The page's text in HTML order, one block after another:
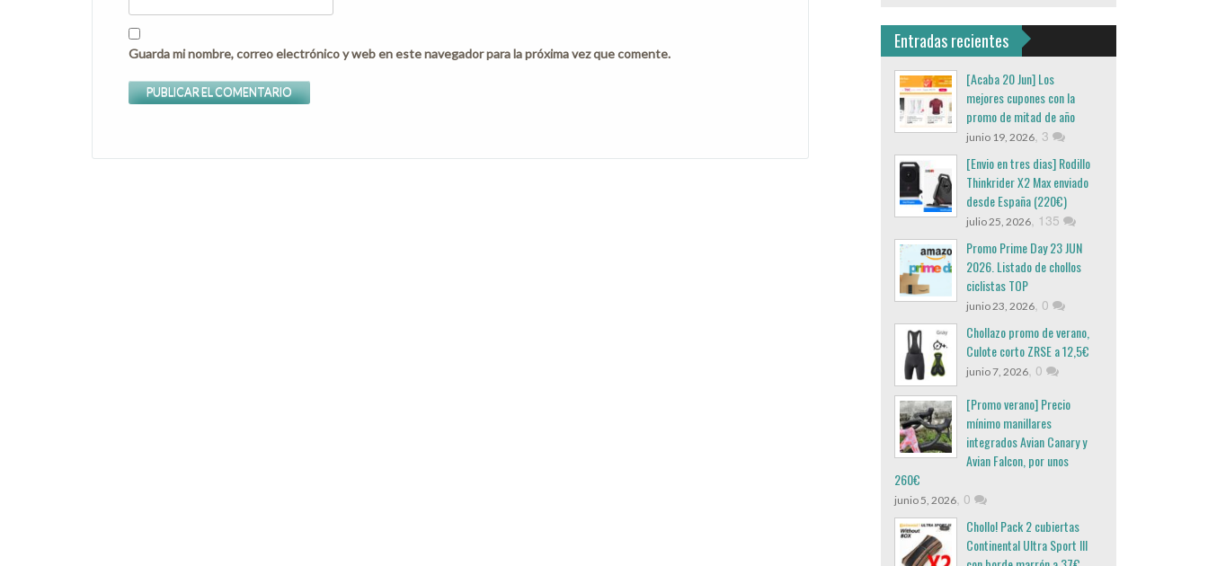
Guarda mi nombre, correo electrónico y web en este navegador para la próxima vez que comente.
Entradas recientes
[Acaba 20 Jun] Los
mejores cupones con la
promo de mitad de año
junio 19, 2026, 3
[Envio en tres dias] Rodillo
Thinkrider X2 Max enviado
desde España (220€)
julio 25, 2026, 135
Promo Prime Day 23 JUN
2026. Listado de chollos
ciclistas TOP
junio 23, 2026, 0
Chollazo promo de verano,
Culote corto ZRSE a 12,5€
junio 7, 2026, 0
[Promo verano] Precio
mínimo manillares
integrados Avian Canary y
Avian Falcon, por unos
260€
junio 5, 2026, 0
Chollo! Pack 2 cubiertas
Continental Ultra Sport III